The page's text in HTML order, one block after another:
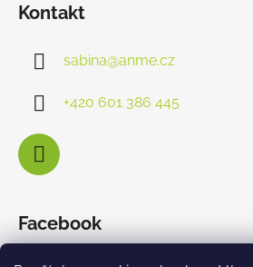
Kontakt
sabina@anme.cz
+420 601 386 445
Facebook